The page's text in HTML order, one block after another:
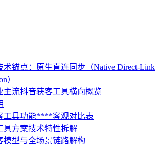
术锚点：原生直连同步（Native Direct-Link
）
主流抖音获客工具横向概览
工具功能****客观对比表
具方案技术特性拆解
模型与全场景链路解构